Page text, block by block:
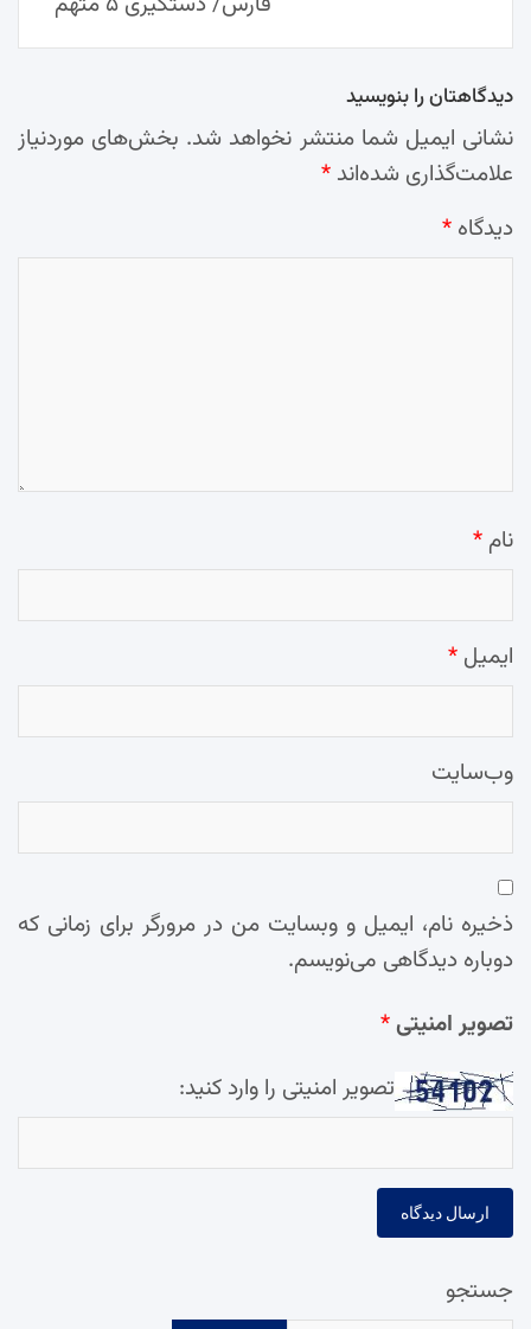
دیدگاهتان را بنویسید
نشانی ایمیل شما منتشر نخواهد شد. بخش‌های موردنیاز
علامت‌گذاری شده‌اند *
دیدگاه *
نام *
ایمیل *
وب‌سایت
ذخیره نام، ایمیل و وبسایت من در مرورگر برای زمانی که
دوباره دیدگاهی می‌نویسم.
تصویر امنیتی*
تصویر امنیتی را وارد کنید:
جستجو